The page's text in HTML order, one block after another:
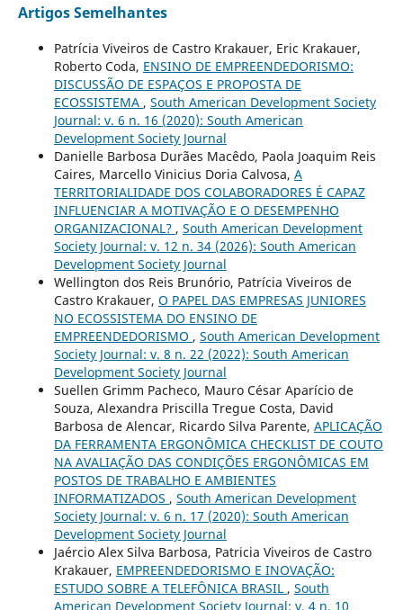
Artigos Semelhantes
Patrícia Viveiros de Castro Krakauer, Eric Krakauer,
Roberto Coda, ENSINO DE EMPREENDEDORISMO:
DISCUSSÃO DE ESPAÇOS E PROPOSTA DE
ECOSSISTEMA , South American Development Society
Journal: v. 6 n. 16 (2020): South American
Development Society Journal
Danielle Barbosa Durães Macêdo, Paola Joaquim Reis
Caires, Marcello Vinicius Doria Calvosa, A
TERRITORIALIDADE DOS COLABORADORES É CAPAZ
INFLUENCIAR A MOTIVAÇÃO E O DESEMPENHO
ORGANIZACIONAL? , South American Development
Society Journal: v. 12 n. 34 (2026): South American
Development Society Journal
Wellington dos Reis Brunório, Patrícia Viveiros de
Castro Krakauer, O PAPEL DAS EMPRESAS JUNIORES
NO ECOSSISTEMA DO ENSINO DE
EMPREENDEDORISMO , South American Development
Society Journal: v. 8 n. 22 (2022): South American
Development Society Journal
Suellen Grimm Pacheco, Mauro César Aparício de
Souza, Alexandra Priscilla Tregue Costa, David
Barbosa de Alencar, Ricardo Silva Parente, APLICAÇÃO
DA FERRAMENTA ERGONÔMICA CHECKLIST DE COUTO
NA AVALIAÇÃO DAS CONDIÇÕES ERGONÔMICAS EM
POSTOS DE TRABALHO E AMBIENTES
INFORMATIZADOS , South American Development
Society Journal: v. 6 n. 17 (2020): South American
Development Society Journal
Jaércio Alex Silva Barbosa, Patricia Viveiros de Castro
Krakauer, EMPREENDEDORISMO E INOVAÇÃO:
ESTUDO SOBRE A TELEFÔNICA BRASIL , South
American Development Society Journal: v. 4 n. 10